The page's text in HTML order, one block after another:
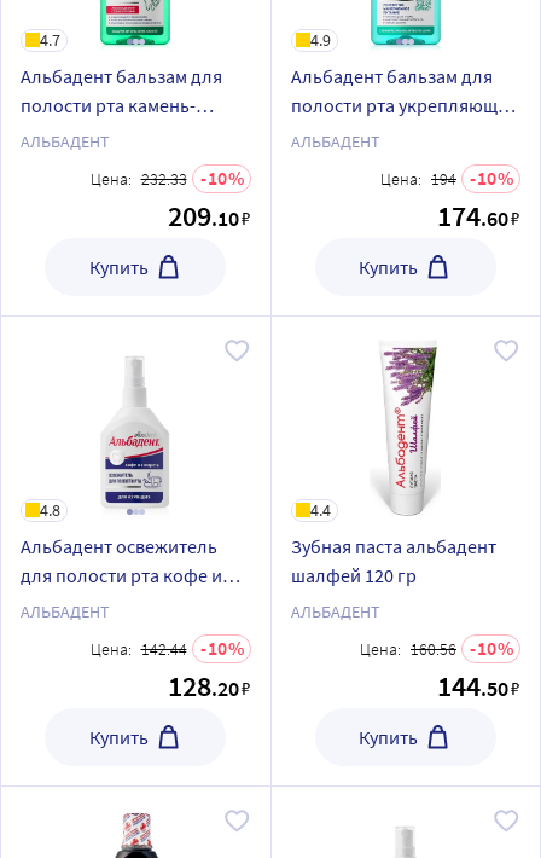
4.7
Альбадент бальзам для
полости рта камень-
контроль 400 мл
АЛЬБАДЕНТ
Цена: 232.33 10
209.10₽
Купить
4.9
Альбадент бальзам для
полости рта укрепляющий
с минералами мертвого
АЛЬБАДЕНТ
Цена: 194 10
174.60₽
Купить
4.8
Альбадент освежитель
для полости рта кофе и
сигарета с азуленом для
курящих 35 мл/спрей
АЛЬБАДЕНТ
Цена: 142.44 10
128.20₽
Купить
4.4
Зубная паста альбадент
шалфей 120 гр
АЛЬБАДЕНТ
Цена: 160.56 10
144.50₽
Купить